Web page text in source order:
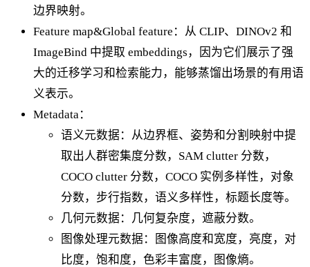
边界映射。
Feature map&Global feature：从 CLIP、DINOv2 和
ImageBind 中提取 embeddings，因为它们展示了强
大的迁移学习和检索能力，能够蒸馏出场景的有用语
义表示。
Metadata：
语义元数据：从边界框、姿势和分割映射中提
取出人群密集度分数，SAM clutter 分数，
COCO clutter 分数，COCO 实例多样性，对象
分数，步行指数，语义多样性，标题长度等。
几何元数据：几何复杂度，遮蔽分数。
图像处理元数据：图像高度和宽度，亮度，对
比度，饱和度，色彩丰富度，图像熵。